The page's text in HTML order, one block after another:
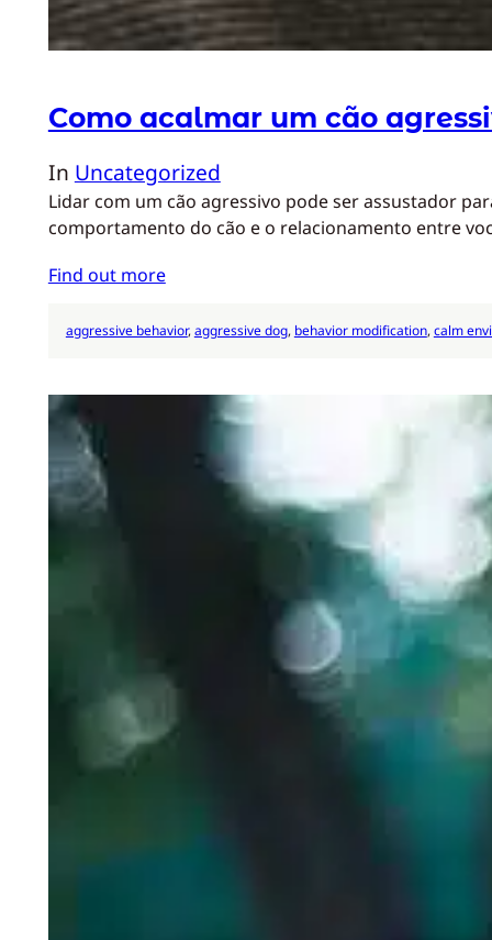
Como acalmar um cão
In Uncategorized
Lidar com um cão agressivo pode ser assustador
comportamento do cão e o relacionamento entre
Find out more
aggressive behavior, aggressive dog, behavior modification, calm